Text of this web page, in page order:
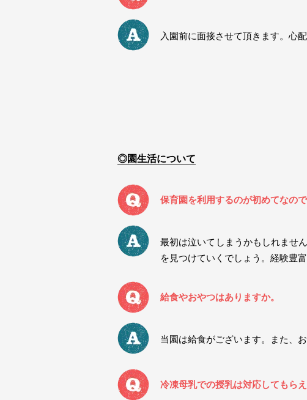
入園前に面接させて頂きます。心
園生活について
保育園を利用するのが初めてなの
最初は泣いてしまうかもしれませ
を見つけていくでしょう。経験豊
給食やおやつはありますか。
当園は給食がございます。また、
冷凍母乳での授乳は対応してもらえ